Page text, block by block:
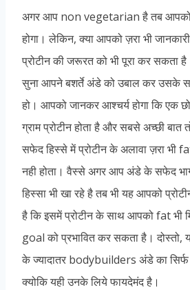
अगर आप non vegetarian है तब
होगा। लेकिन, क्या आपको ज़रा भी
प्रोटीन की जरूरत को भी पूरा कर सकता
सुना आपने बशर्ते अंडे को उबाल कर उसके
हो। आपको जानकर आश्चर्य होगा कि
ग्राम प्रोटीन होता है और सबसे अच्छी
सफेद हिस्से में प्रोटीन के अलावा ज़रा
नही होता। वैस्से अगर आप अंडे के सफेद
हिस्सा भी खा रहे है तब भी यह आपको
है कि इसमें प्रोटीन के साथ आपको fat भी
goal को प्रभावित कर सकता है। दोस्तो,
के ज्यादातर bodybuilders अंडे का सिर्फ
क्योकि यही उनके लिये फायदेमंद है।